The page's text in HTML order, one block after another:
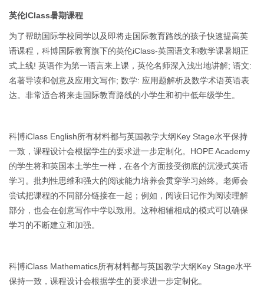
英伦IClass暑期课程
为了帮助国际学校同学以及即将走国际教育路线的孩子快速提高英
语课程，科博国际教育旗下的英伦iClass-英国语文和数学课暑期正
式上线! 英语作为第一语言来上课，英伦名师深入浅出地讲解; 语文:
名著导读和创意及应用文写作; 数学: 应用题解析及数学术语英语表
达。非常适合将来走国际教育路线的小学生和初中低年级学生。
科博iClass English所有材料都与英国教学大纲Key Stage水平保持
一致，课程设计会根据学生的要求进一步定制化。HOPE Academy
的学生将和英国本土学生一样，在各个方面接受彻底的沉浸式英语
学习。批判性思维和强大的阅读能力培养会贯穿学习始终。老师会
尝试把课程的不同部分链接在一起；例如，阅读日记作为阅读理解
部分，也会在创意写作中学以致用。这种相辅相成的模式可以确保
学习的不断建立和加强。
科博iClass Mathematics所有材料都与英国教学大纲Key Stage水平
保持一致，课程设计会根据学生的要求进一步定制化。